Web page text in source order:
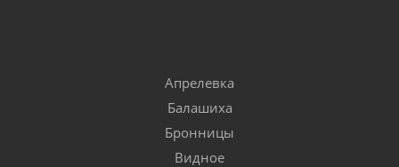
Апрелевка
Балашиха
Бронницы
Видное